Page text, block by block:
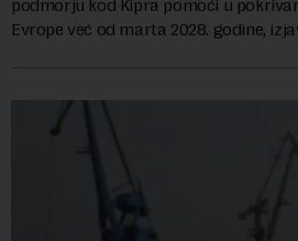
podmorju kod Kipra pomoći u
Evrope već od marta 2028. godine,